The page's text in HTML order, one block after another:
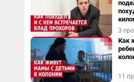
3
Как
11